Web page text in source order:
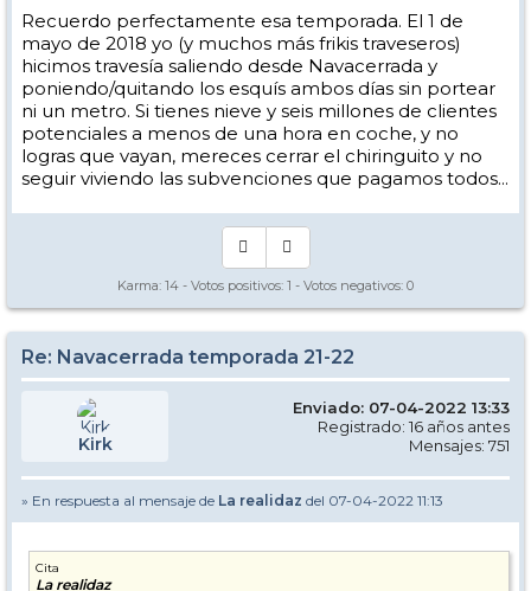
Recuerdo perfectamente esa temporada. El 1 de
mayo de 2018 yo (y muchos más frikis traveseros)
hicimos travesía saliendo desde Navacerrada y
poniendo/quitando los esquís ambos días sin portear
ni un metro. Si tienes nieve y seis millones de clientes
potenciales a menos de una hora en coche, y no
logras que vayan, mereces cerrar el chiringuito y no
seguir viviendo las subvenciones que pagamos todos...
Karma: 14 - Votos positivos: 1 - Votos negativos: 0
Re: Navacerrada temporada 21-22
Kirk
Enviado: 07-04-2022 13:33
Registrado: 16 años antes
Mensajes: 751
» En respuesta al mensaje de La realidaz del 07-04-2022 11:13
Cita
La realidaz